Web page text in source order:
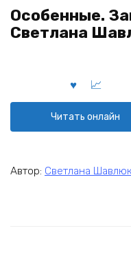
Особенные.
Светлана
Читать онлайн
Автор: Светлана Шавлюк